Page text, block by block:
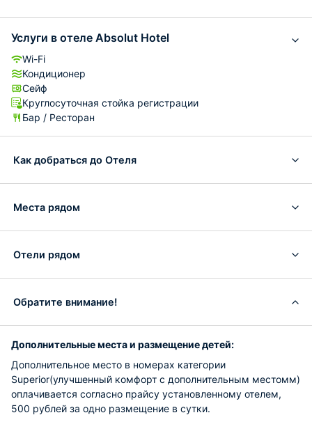
Услуги в отеле Absolut Hotel
Wi-Fi
Кондиционер
Сейф
Круглосуточная стойка регистрации
Бар / Ресторан
Как добраться до Отеля
Места рядом
Отели рядом
Обратите внимание!
Дополнительные места и размещение детей:
Дополнительное место в номерах категории
Superior(улучшенный комфорт с дополнительным местомм)
оплачивается согласно прайсу установленному отелем,
500 рублей за одно размещение в сутки.